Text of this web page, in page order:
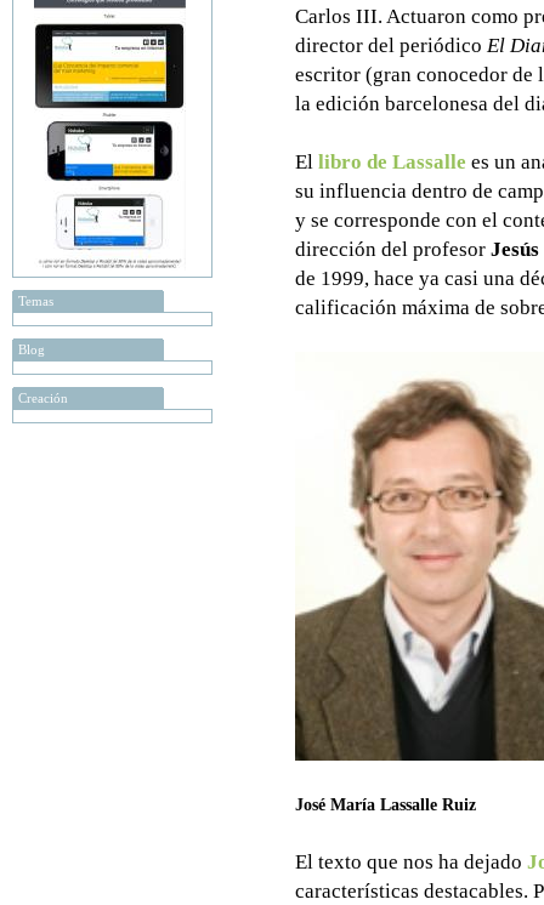
Temas
Blog
Creación
Carlos III. Actuaron como
director del periódico El
escritor (gran conocedor de
la edición barcelonesa del
El libro de Lassalle es un
su influencia dentro de
y se corresponde con el
dirección del profesor
de 1999, hace ya casi una
calificación máxima de
José María Lassalle Ruiz
El texto que nos ha dejado
características